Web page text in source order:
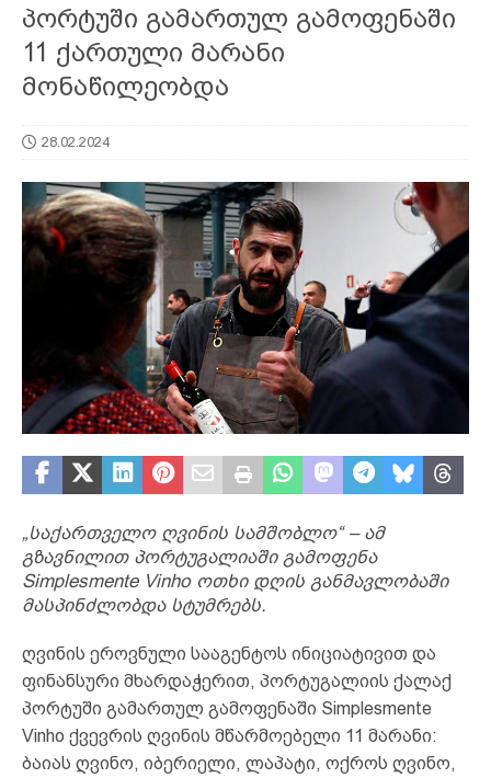
პორტუში გამართულ გამოფენაში
11 ქართული მარანი
მონაწილეობდა
28.02.2024
„საქართველო ღვინის სამშობლო“ – ამ
გზავნილით პორტუგალიაში გამოფენა
Simplesmente Vinho ოთხი დღის განმავლობაში
მასპინძლობდა სტუმრებს.
ღვინის ეროვნული სააგენტოს ინიციატივით და
ფინანსური მხარდაჭერით, პორტუგალიის ქალაქ
პორტუში გამართულ გამოფენაში Simplesmente
Vinho ქვევრის ღვინის მწარმოებელი 11 მარანი:
ბაიას ღვინო, იბერიელი, ლაპატი, ოქროს ღვინო,